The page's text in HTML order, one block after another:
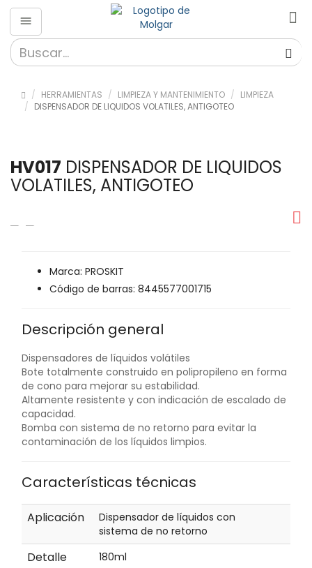
HERRAMIENTAS LIMPIEZA Y MANTENIMIENTO
LIMPIEZA
DISPENSADOR DE LIQUIDOS VOLATILES, ANTIGOTEO
HV017 DISPENSADOR DE LIQUIDOS
VOLATILES, ANTIGOTEO
Marca: PROSKIT
Código de barras: 8445577001715
Descripción general
Dispensadores de líquidos volátiles
Bote totalmente construido en polipropileno en forma
de cono para mejorar su estabilidad.
Altamente resistente y con indicación de escalado de
capacidad.
Bomba con sistema de no retorno para evitar la
contaminación de los líquidos limpios.
Características técnicas
Aplicación
Dispensador de líquidos con
sistema de no retorno
Detalle 180ml